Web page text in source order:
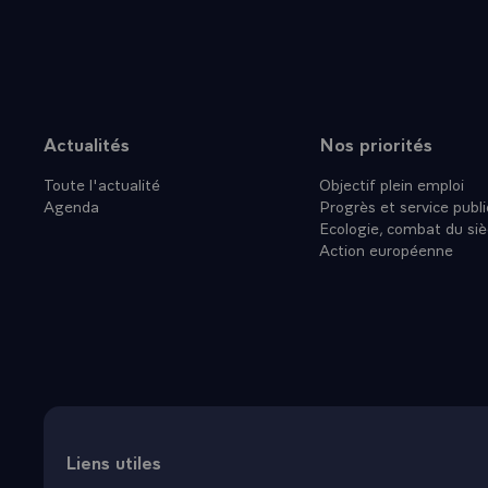
C'est en
pouvoirs,
justice
Mais c'est
définitive
procédures
demandé
réformes. Il
Je suis
mission,
vue au
une
Plan du site
Actualités
Toute l'actualité
Agenda
Nos priorités
Objectif plein emploi
Progrès et service
Ecologie, combat du
Action européenne
Liens utiles